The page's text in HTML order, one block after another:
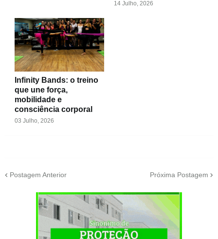
14 Julho, 2026
Infinity Bands: o treino
que une força,
mobilidade e
consciência corporal
03 Julho, 2026
Postagem Anterior Próxima Postagem